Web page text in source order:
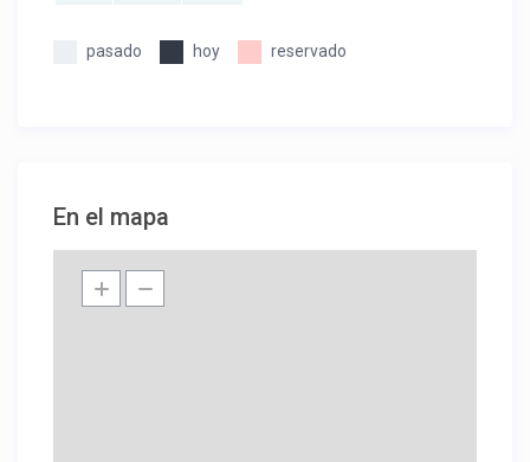
pasado hoy reservado
En el mapa